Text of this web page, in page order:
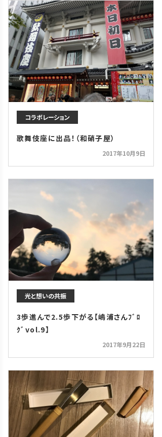
コラボレーション
歌舞伎座に出品！（和硝子屋）
2017年10月9日
光と想いの共振
3歩進んで2.5歩下がる【嶋浦さんﾌﾞﾛ
ｸﾞvol.9】
2017年9月22日